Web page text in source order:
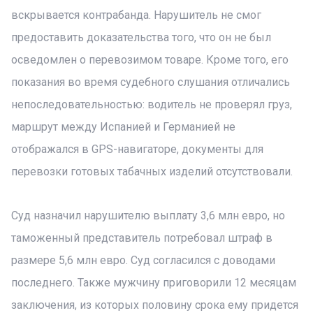
вскрывается контрабанда. Нарушитель не смог
предоставить доказательства того, что он не был
осведомлен о перевозимом товаре. Кроме того, его
показания во время судебного слушания отличались
непоследовательностью: водитель не проверял груз,
маршрут между Испанией и Германией не
отображался в GPS-навигаторе, документы для
перевозки готовых табачных изделий отсутствовали.
Суд назначил нарушителю выплату 3,6 млн евро, но
таможенный представитель потребовал штраф в
размере 5,6 млн евро. Суд согласился с доводами
последнего. Также мужчину приговорили 12 месяцам
заключения, из которых половину срока ему придется